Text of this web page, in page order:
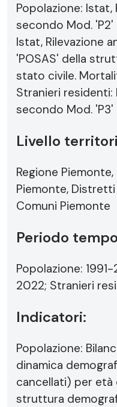
Popolazione: Istat,
secondo Mod.
Istat, Rilevazione
'POSAS' della
stato civile.
Stranieri residenti:
secondo Mod.
Livello
Regione
Piemonte,
Comuni Piemonte
Periodo
Popolazione:
2022; Stranieri
Indicatori:
Popolazione:
dinamica
cancellati) per
struttura